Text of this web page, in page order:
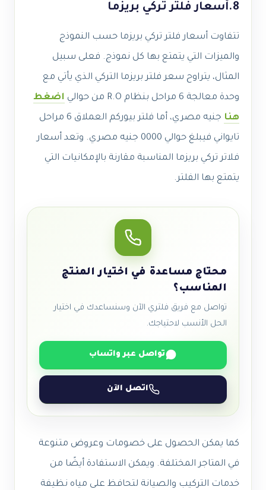
8.أسعار فلتر تركي بريزما
تتفاوت أسعار فلتر تركي بريزما حسب النموذج
والميزات التي يتمتع بها كل نموذج. فعلى سبيل
المثال، يتراوح سعر فلتر بريزما التركي الذي يأتي مع
وحدة معالجة 6 مراحل بنظام R.O من حوالي
اضغط
هنا
جنيه مصري، أما فلتر بيوركم العملاق 6 مراحل
تايواني فيبلغ حوالي 0000 جنيه مصري. وتعد أسعار
فلاتر تركي بريزما المناسبة مقارنة بالإمكانيات التي
يتمتع بها الفلتر.
محتاج مساعدة في اختيار المنتج
المناسب؟
تواصل مع فريق فلتري الآن وسنساعدك في اختيار
الحل الأنسب لاحتياجك.
تواصل عبر واتساب
اتصل الآن
كما يمكن الحصول على خصومات وعروض متنوعة
في المتاجر المختلفة. ويمكن الاستفادة أيضًا من
خدمات التركيب والصيانة لتحافظ على مياه نظيفة